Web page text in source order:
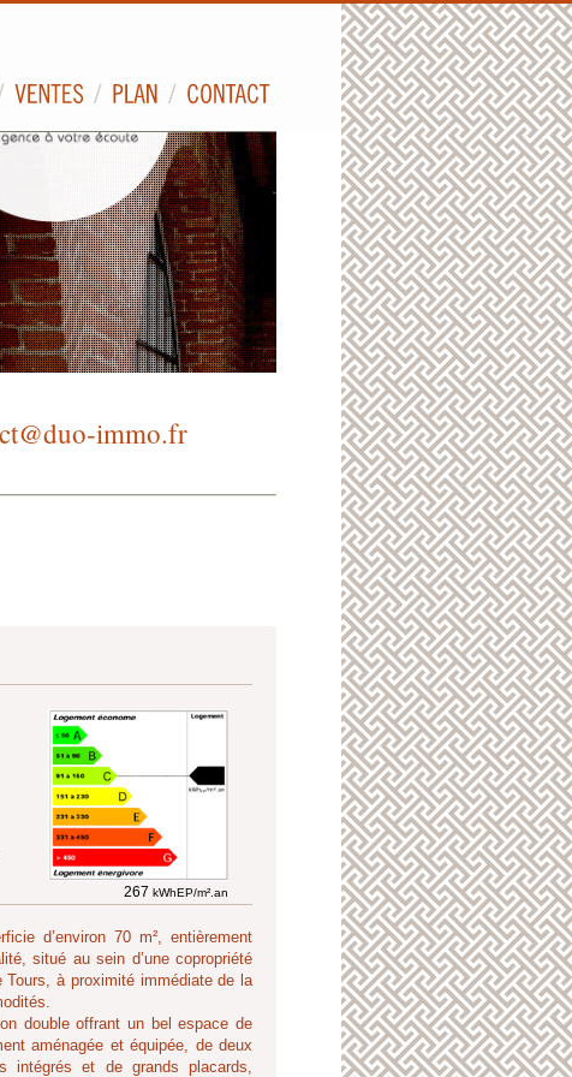
immo.fr
267 kWhEP/m².an
d’environ 70 m², entièrement
situé au sein d’une copropriété
à proximité immédiate de la
double offrant un bel espace de
aménagée et équipée, de deux
intégrés et de grands placards,